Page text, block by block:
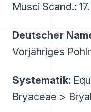
Musci Scand.:
Deutscher
Vorjähriges
Systematik:
Bryaceae >